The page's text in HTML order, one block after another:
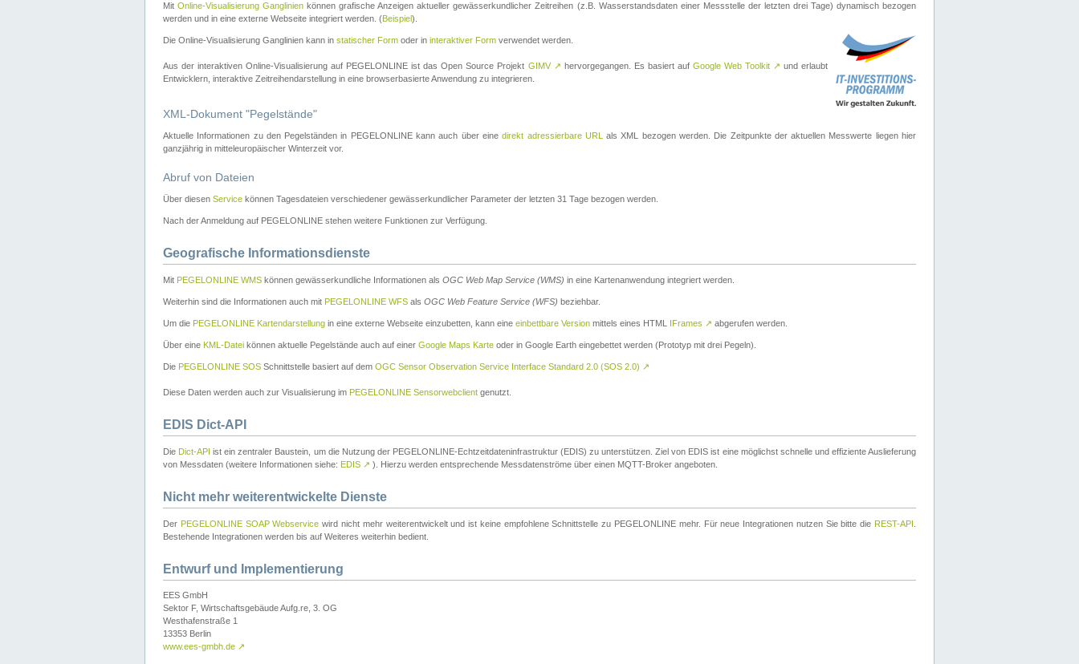
MitOnline-Visualisierung Ganglinien können grafische Anzeigen aktueller gewässerkundlicher Zeitreihen (z.B. Wasserstandsdaten einer Messstelle der letzten drei Tage) dynamisch bezogen
werden und in eine externe Webseite integriert werden. (Beispiel).
Die Online-Visualisierung Ganglinien kann in statischer Form oder in interaktiver Form verwendet werden.
Aus der interaktiven Online-Visualisierung auf PEGELONLINE ist das Open Source Projekt GIMV ↗ hervorgegangen. Es basiert auf Google Web Toolkit ↗ und erlaubt
Entwicklern, interaktive Zeitreihendarstellung in eine browserbasierte Anwendung zu integrieren.
XML-Dokument "Pegelstände"
Aktuelle Informationen zu den Pegelständen in PEGELONLINE kann auch über einedirekt adressierbare URL
als XML bezogen werden. Die Zeitpunkte der aktuellen Messwerte liegen hier
ganzjährig in mitteleuropäischer Winterzeit vor.
Abruf von Dateien
Über diesen Service können Tagesdateien verschiedener gewässerkundlicher Parameter der letzten 31 Tage bezogen werden.
Nach der Anmeldung auf PEGELONLINE stehen weitere Funktionen zur Verfügung.
Geografische Informationsdienste
Mit PEGELONLINE WMS können gewässerkundliche Informationen als OGC Web Map Service (WMS) in eine Kartenanwendung integriert werden.
Weiterhin sind die Informationen auch mit PEGELONLINE WFS als OGC Web Feature Service (WFS) beziehbar.
Um die PEGELONLINE Kartendarstellung in eine externe Webseite einzubetten, kann eine einbettbare Version mittels eines HTML IFrames ↗ abgerufen werden.
Über eine KML-Datei können aktuelle Pegelstände auch auf einer Google Maps Karte oder in Google Earth eingebettet werden (Prototyp mit drei Pegeln).
Die PEGELONLINE SOS Schnittstelle basiert auf dem OGC Sensor Observation Service Interface Standard 2.0 (SOS 2.0) ↗
Diese Daten werden auch zur Visualisierung im PEGELONLINE Sensorwebclient genutzt.
EDIS Dict-API
Die Dict-API ist ein zentraler Baustein, um die Nutzung der PEGELONLINE-Echtzeitdateninfrastruktur (EDIS) zu unterstützen. Ziel von EDIS ist eine möglichst schnelle und effiziente Auslieferung
von Messdaten (weitere Informationen siehe: EDIS ↗ ). Hierzu werden entsprechende Messdatenströme über einen MQTT-Broker angeboten.
Nicht mehr weiterentwickelte Dienste
Der PEGELONLINE SOAP Webservice wird nicht mehr weiterentwickelt und ist keine empfohlene Schnittstelle zu PEGELONLINE mehr. Für neue Integrationen nutzen Sie bitte die REST-API
Bestehende Integrationen werden bis auf Weiteres weiterhin bedient.
Entwurf und Implementierung
EES GmbH
Sektor F, Wirtschaftsgebäude Aufg.re, 3. OG
Westhafenstraße 1
13353 Berlin
www.ees-gmbh.de ↗